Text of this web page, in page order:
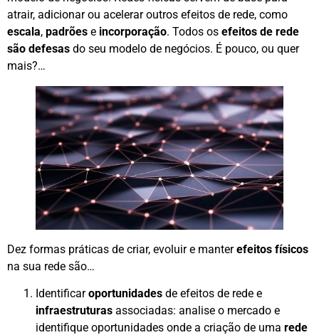
atrair, adicionar ou acelerar outros efeitos de rede, como
escala, padrões e incorporação. Todos os efeitos de rede
são defesas do seu modelo de negócios. É pouco, ou quer
mais?…
Dez formas práticas de criar, evoluir e manterefeitos físicos
na sua rede são…
Identificaroportunidades de efeitos de rede e
infraestruturas associadas: analise o mercado e
identifique oportunidades onde a criação de uma rede